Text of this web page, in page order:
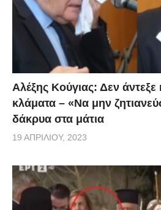
Αλέξης Κούγιας: Δεν άντεξε
κλάματα – «Να μην
δάκρυα στα μάτια
19 ΑΠΡΙΛΊΟΥ, 2023